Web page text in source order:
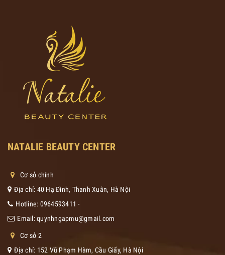
NATALIE BEAUTY CENTER
Cơ sở chính
Địa chỉ: 40 Hạ Đình, Thanh Xuân, Hà Nội
Hotline: 0964593411 -
Email:quynhngapmu@gmail.com
Cơ sở 2
Địa chỉ: 152 Vũ Phạm Hàm, Cầu Giấy, Hà Nội